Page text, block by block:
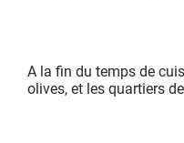
A la fin du temps de
olives, et les quartiers